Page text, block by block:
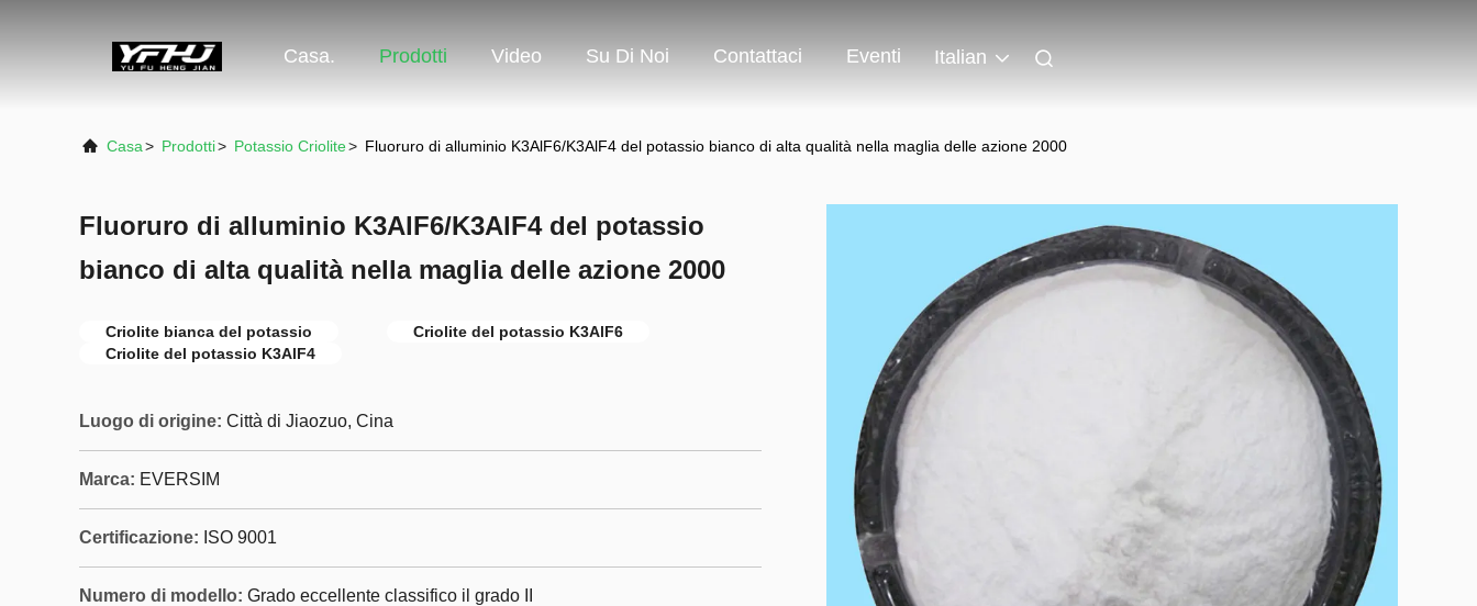
Casa. Prodotti Video Su Di Noi Contattaci Eventi Italian
Casa> Prodotti> Potassio Criolite> Fluoruro di alluminio K3AlF6/K3AlF4 del potassio bianco di alta qualità nella maglia delle azione 2000
Fluoruro di alluminio K3AlF6/K3AlF4 del potassio
bianco di alta qualità nella maglia delle azione 2000
Criolite bianca del potassio
Criolite del potassio K3AlF6
Criolite del potassio K3AlF4
Luogo di origine: Città di Jiaozuo, Cina
Marca: EVERSIM
Certificazione: ISO 9001
Numero di modello: Grado eccellente classifico il grado II